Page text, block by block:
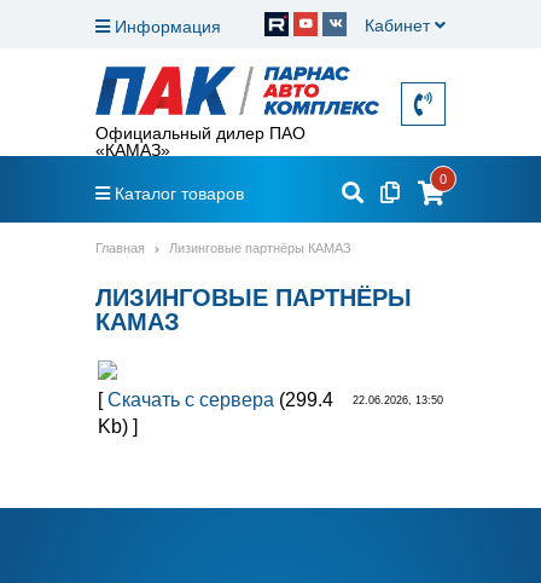
Кабинет
Информация
Официальный дилер ПАО
«КАМАЗ»
Каталог товаров
0
Главная Лизинговые партнёры КАМАЗ
ЛИЗИНГОВЫЕ ПАРТНЁРЫ
КАМАЗ
[Скачать с сервера (299.4
Kb) ]
22.06.2026, 13:50